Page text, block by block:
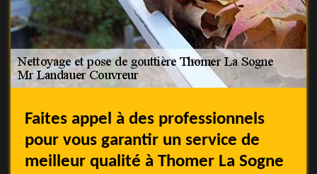
Faites appel à des professionnels
pour vous garantir un service de
meilleur qualité à Thomer La Sogne